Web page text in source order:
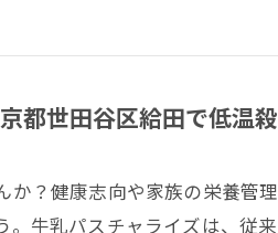
都世田谷区給田で低温
？健康志向や家族の栄養管
牛乳パスチャライズは、従